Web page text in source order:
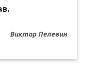
Виктор Пелевин